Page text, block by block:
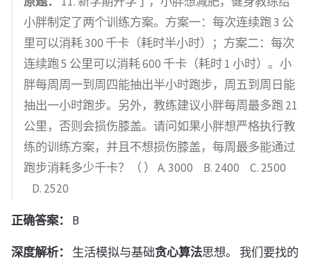
小胖制定了两个训练方案。方案一：每次连续跑 3 公
里可以消耗 300 千卡（耗时半小时）；方案二：每次
连续跑 5 公里可以消耗 600 千卡（耗时 1 小时）。小
胖每周周一到周四能抽出半小时跑步，周五到周日能
抽出一小时跑步。另外，教练建议小胖每周最多跑 21
公里，否则会损伤膝盖。请问如果小胖想严格执行教
练的训练方案，并且不想损伤膝盖，每周最多能通过
跑步消耗多少千卡？（ ） A. 3000 B. 2400 C. 2500
D. 2520
正确答案： B
深度解析： 生活模拟与基础贪心算法思想。 我们要找的